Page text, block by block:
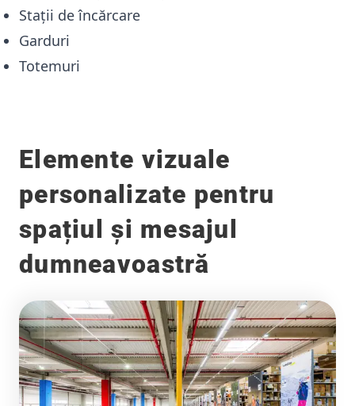
Stații de încărcare
Garduri
Totemuri
Elemente vizuale
personalizate pentru
spațiul și mesajul
dumneavoastră